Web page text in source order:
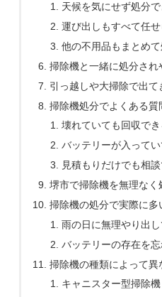
天候を気にせず処分で
運び出しもすべて任せ
他の不用品もまとめ
掃除機と一緒に処分され
引っ越しや大掃除で出て
掃除機処分でよくある質
壊れていても回収でき
バッテリーが入って
見積もりだけでも相
堺市で掃除機を無理なく
掃除機の処分で実際に多
雨の日に無理やり出し
バッテリーの存在を
掃除機の種類によって異
キャニスター型掃除機